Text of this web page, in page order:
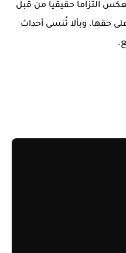
التزاماً حقيقياً من قبل
حقها، وبألا تُنسى أحداث